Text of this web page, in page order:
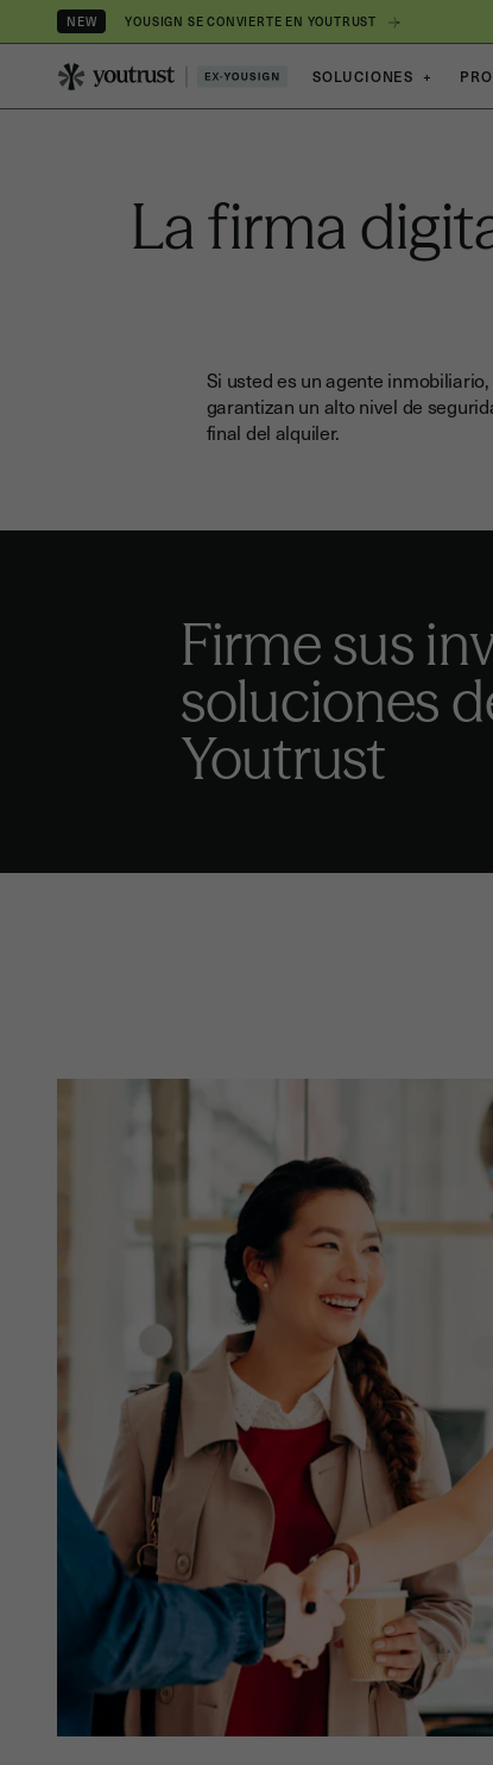
NEW YOUSIGN SE CONVIERTE EN YOUTRUST
SOLUCIONES +
La firma
Si usted es un agente
garantizan un alto nivel de
final del alquiler.
Firme sus
soluciones
Youtrust